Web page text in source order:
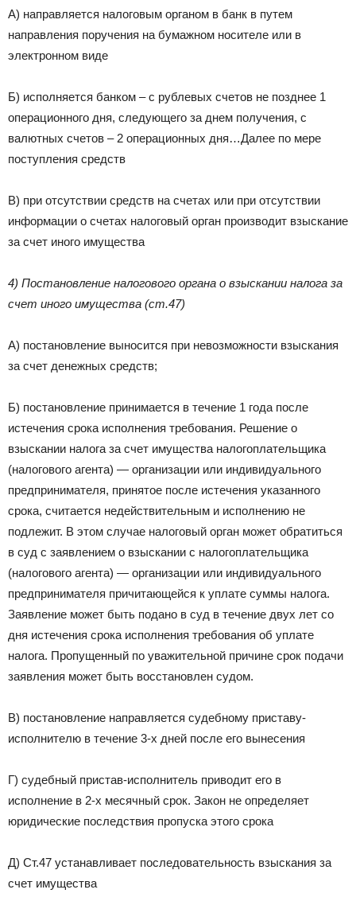
А) направляется налоговым органом в банк в путем
направления поручения на бумажном носителе или в
электронном виде
Б) исполняется банком – с рублевых счетов не позднее 1
операционного дня, следующего за днем получения, с
валютных счетов – 2 операционных дня…Далее по мере
поступления средств
В) при отсутствии средств на счетах или при отсутствии
информации о счетах налоговый орган производит взыскание
за счет иного имущества
4) Постановление налогового органа о взыскании налога за
счет иного имущества (ст.47)
А) постановление выносится при невозможности взыскания
за счет денежных средств;
Б) постановление принимается в течение 1 года после
истечения срока исполнения требования. Решение о
взыскании налога за счет имущества налогоплательщика
(налогового агента) — организации или индивидуального
предпринимателя, принятое после истечения указанного
срока, считается недействительным и исполнению не
подлежит. В этом случае налоговый орган может обратиться
в суд с заявлением о взыскании с налогоплательщика
(налогового агента) — организации или индивидуального
предпринимателя причитающейся к уплате суммы налога.
Заявление может быть подано в суд в течение двух лет со
дня истечения срока исполнения требования об уплате
налога. Пропущенный по уважительной причине срок подачи
заявления может быть восстановлен судом.
В) постановление направляется судебному приставу-
исполнителю в течение 3-х дней после его вынесения
Г) судебный пристав-исполнитель приводит его в
исполнение в 2-х месячный срок. Закон не определяет
юридические последствия пропуска этого срока
Д) Ст.47 устанавливает последовательность взыскания за
счет имущества